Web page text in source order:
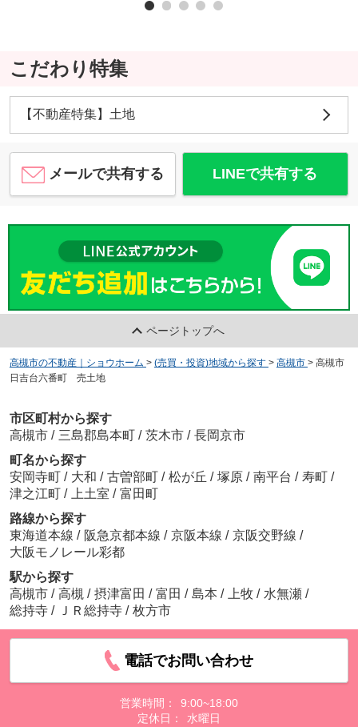
こだわり特集
【不動産特集】土地
メールで共有する LINEで共有する
ページトップへ
高槻市の不動産｜ショウホーム > (売買・投資)地域から探す > 高槻市 > 高槻市
日吉台六番町 売土地
市区町村から探す
高槻市 / 三島郡島本町 / 茨木市 / 長岡京市
町名から探す
安岡寺町 / 大和 / 古曽部町 / 松が丘 / 塚原 / 南平台 / 寿町 /
津之江町 / 上土室 / 富田町
路線から探す
東海道本線 / 阪急京都本線 / 京阪本線 / 京阪交野線 /
大阪モノレール彩都
駅から探す
高槻市 / 高槻 / 摂津富田 / 富田 / 島本 / 上牧 / 水無瀬 /
総持寺 / ＪＲ総持寺 / 枚方市
電話でお問い合わせ
営業時間：
9:00~18:00
定休日：
水曜日